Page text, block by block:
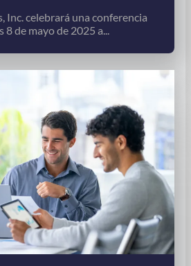
Inc. celebrará una conferencia
de mayo de 2025 a...